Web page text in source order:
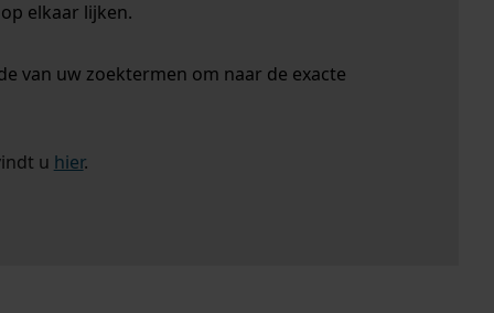
elkaar lijken.
van uw zoektermen om naar de exacte
u hier.